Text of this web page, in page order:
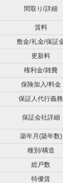
間取り/詳細
賃料
敷金/礼金/保証
更新料
権利金/雑費
保険加入/料金
保証人代行義務
保証会社詳細
築年月(築年数)
種別/構造
総戸数
特優賃